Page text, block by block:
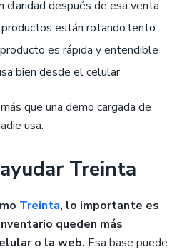
claridad después de esa venta
están rotando lento
es rápida y entendible
bien desde el celular
que una demo cargada de
usa.
Treinta
Treinta, lo importante es
queden más
o la web. Esa base puede